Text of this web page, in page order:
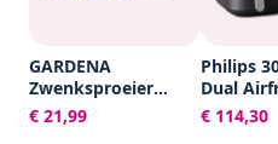
GARDENA
Zwenksproeier
Aqua S -
Tuinsproeier - 90 tot
€ 21,99
Philips
Dual
NA351/
Mand -
€ 114,30